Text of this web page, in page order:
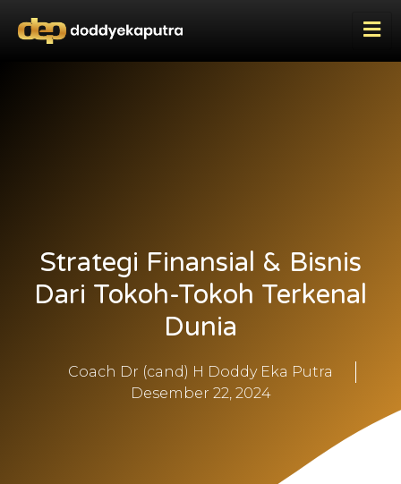
Strategi Finansial & Bisnis
Dari Tokoh-Tokoh Terkenal
Dunia
Coach Dr (cand) H Doddy Eka Putra
Desember 22, 2024